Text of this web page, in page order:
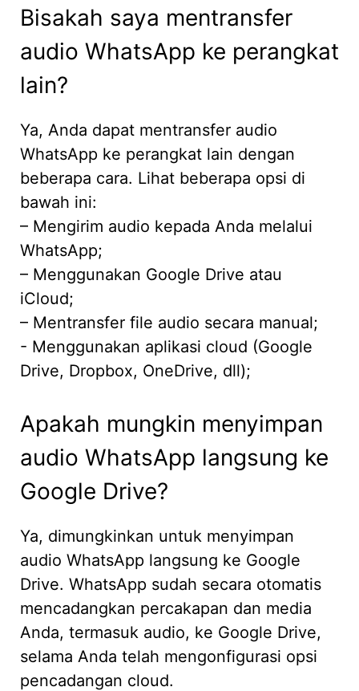
Bisakah saya mentransfer
audio WhatsApp ke perangkat
lain?
Ya, Anda dapat mentransfer audio
WhatsApp ke perangkat lain dengan
beberapa cara. Lihat beberapa opsi di
bawah ini:
– Mengirim audio kepada Anda melalui
WhatsApp;
– Menggunakan Google Drive atau
iCloud;
– Mentransfer file audio secara manual;
- Menggunakan aplikasi cloud (Google
Drive, Dropbox, OneDrive, dll);
Apakah mungkin menyimpan
audio WhatsApp langsung ke
Google Drive?
Ya, dimungkinkan untuk menyimpan
audio WhatsApp langsung ke Google
Drive. WhatsApp sudah secara otomatis
mencadangkan percakapan dan media
Anda, termasuk audio, ke Google Drive,
selama Anda telah mengonfigurasi opsi
pencadangan cloud.